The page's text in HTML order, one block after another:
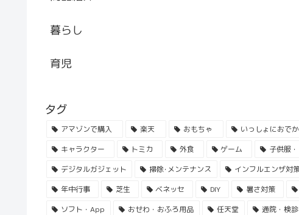
暮らし
育児
タグ
アマゾンで購入 楽天 おもちゃ いっしょにおで
キャラクター
トミカ 外食 ゲーム 子供服
デジタルガジェット
掃除･メンテナンス インフルエンザ対
年中行事
芝生 ベネッセ DIY 暑さ対策
ソフト・App
おせわ・おふろ用品 任天堂 通院・検